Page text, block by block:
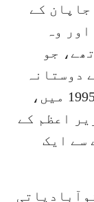
جاپان کے
وہ
جو
دوستانہ
تعلقات کے لیے کام کرتے رہے۔ 1995 میں،
اعظم کے
سے ایک